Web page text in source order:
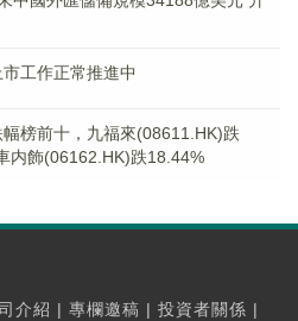
工作正常推進中
幅榜前十，九福來(08611.HK)跌
内飾(06162.HK)跌18.44%
介紹 | 專欄邀稿 | 投資者關係 |